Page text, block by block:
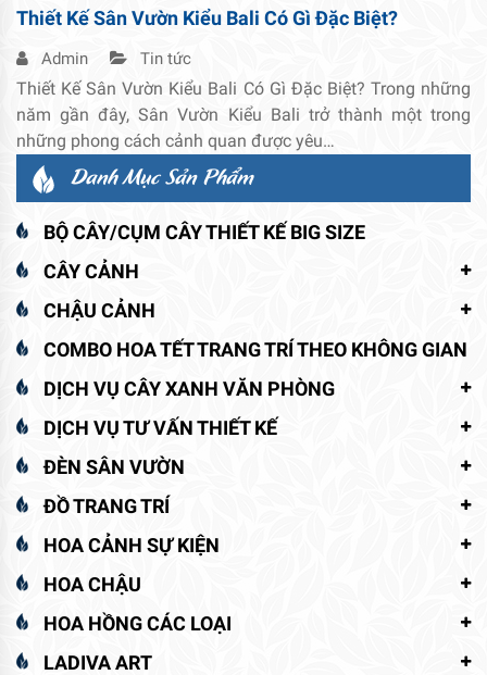
Thiết Kế Sân Vườn Kiểu Bali Có Gì Đặc Biệt?
Admin Tin tức
Thiết Kế Sân Vườn Kiểu Bali Có Gì Đặc Biệt? Trong những
năm gần đây, Sân Vườn Kiểu Bali trở thành một trong
những phong cách cảnh quan được yêu…
Danh Mục Sản Phẩm
BỘ CÂY/CỤM CÂY THIẾT KẾ BIG SIZE
CÂY CẢNH
CHẬU CẢNH
COMBO HOA TẾT TRANG TRÍ THEO KHÔNG GIAN
DỊCH VỤ CÂY XANH VĂN PHÒNG
DỊCH VỤ TƯ VẤN THIẾT KẾ
ĐÈN SÂN VƯỜN
ĐỒ TRANG TRÍ
HOA CẢNH SỰ KIỆN
HOA CHẬU
HOA HỒNG CÁC LOẠI
LADIVA ART